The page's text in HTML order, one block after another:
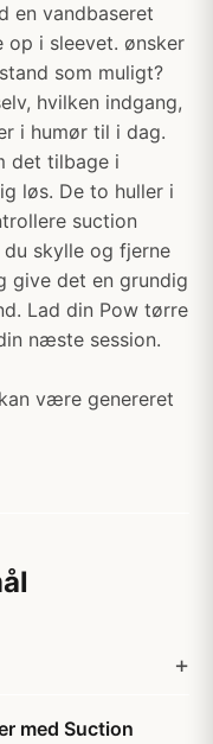
en vandbaseret
op i sleevet. ønsker
som muligt?
hvilken indgang,
i humør til i dag.
det tilbage i
løs. De to huller i
suction
skylle og fjerne
give det en grundig
Lad din Pow tørre
næste session.
være genereret
med Suction